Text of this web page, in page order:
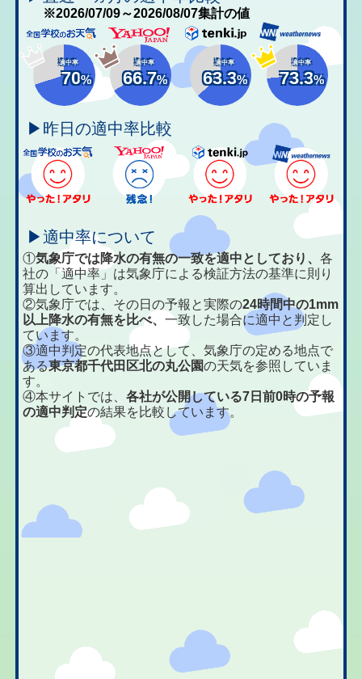
※2026/07/09～2026/08/07集計の値
適中率
70%
適中率
66.7%
適中率
63.3%
適中率
73.3%
▶昨日の適中率比較
▶適中率について
①気象庁では降水の有無の一致を適中としており、各
社の「適中率」は気象庁による検証方法の基準に則り
算出しています。
②気象庁では、その日の予報と実際の24時間中の1mm
以上降水の有無を比べ、一致した場合に適中と判定し
ています。
③適中判定の代表地点として、気象庁の定める地点で
ある東京都千代田区北の丸公園の天気を参照していま
す。
④本サイトでは、各社が公開している7日前0時の予報
の適中判定の結果を比較しています。